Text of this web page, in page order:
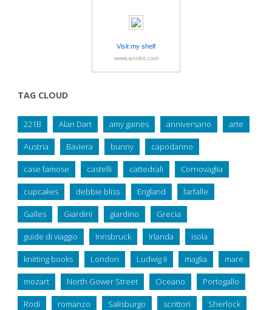
Visit my shelf
www.anobii.com
TAG CLOUD
221B Alan Dart amy gaines anniversario arte
Austria Baviera bunny capodanno
case famose castelli cattedrali Cornovaglia
cupcakes debbie bliss England farfalle
Galles Giardini giardino Grecia
guide di viaggio Innsbruck Irlanda isola
knitting books London Ludwig II maglia mare
mozart North Gower Street Oceano Portogallo
Rodi romanzo Salisburgo scrittori Sherlock